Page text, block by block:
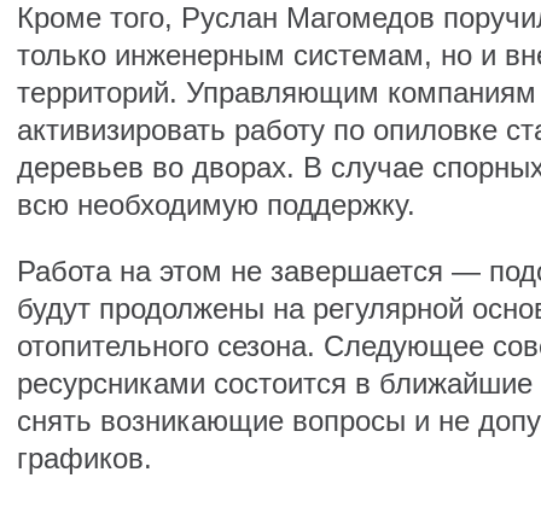
Кроме того, Руслан Магомедов
только инженерным системам, но и
территорий. Управляющим компаниям
активизировать работу по опиловке
деревьев во дворах. В случае
всю необходимую поддержку.
Работа на этом не завершается —
будут продолжены на регулярной
отопительного сезона. Следующее
ресурсниками состоится в
снять возникающие вопросы и не
графиков.